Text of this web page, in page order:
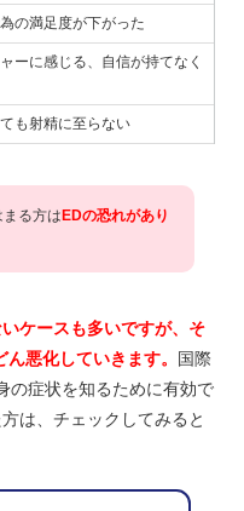
の満足度が下がった
ーに感じる、自信が持てなく
も射精に至らない
まる方はEDの恐れがあり
ケースも多いですが、そ
悪化していきます。
国際
の症状を知るために有効で
は、チェックしてみると